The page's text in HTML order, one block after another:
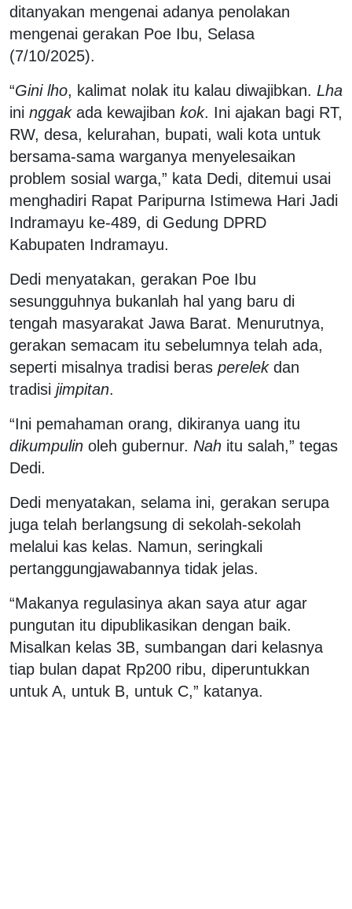
ditanyakan mengenai adanya penolakan
mengenai gerakan Poe Ibu, Selasa
(7/10/2025).
“Gini lho, kalimat nolak itu kalau diwajibkan. Lha
ini nggakada kewajiban kok. Ini ajakan bagi RT,
RW, desa, kelurahan, bupati, wali kota untuk
bersama-sama warganya menyelesaikan
problem sosial warga,” kata Dedi, ditemui usai
menghadiri Rapat Paripurna Istimewa Hari Jadi
Indramayu ke-489, di Gedung DPRD
Kabupaten Indramayu.
Dedi menyatakan, gerakan Poe Ibu
sesungguhnya bukanlah hal yang baru di
tengah masyarakat Jawa Barat. Menurutnya,
gerakan semacam itu sebelumnya telah ada,
seperti misalnya tradisi beras perelekdan
tradisi jimpitan.
“Ini pemahaman orang, dikiranya uang itu
dikumpulin oleh gubernur. Nah itu salah,” tegas
Dedi.
Dedi menyatakan, selama ini, gerakan serupa
juga telah berlangsung di sekolah-sekolah
melalui kas kelas. Namun, seringkali
pertanggungjawabannya tidak jelas.
“Makanya regulasinya akan saya atur agar
pungutan itu dipublikasikan dengan baik.
Misalkan kelas 3B, sumbangan dari kelasnya
tiap bulan dapat Rp200 ribu, diperuntukkan
untuk A, untuk B, untuk C,” katanya.